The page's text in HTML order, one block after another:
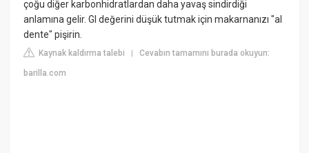
çoğu diğer karbonhidratlardan daha yavaş sindirdiği
anlamına gelir. GI değerini düşük tutmak için makarnanızı "al
dente" pişirin.
Kaynak kaldırma talebi |Cevabın tamamını burada okuyun:
barilla.com